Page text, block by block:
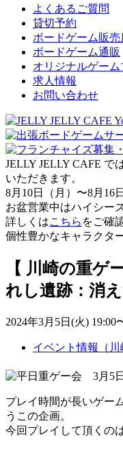
よくあるご質問
貸切予約
ボードゲーム販売
ボードゲーム通販
オリジナルゲーム
求人情報
お問い合わせ
JELLY JELLY CAFE で
いただきます。
8月10日（月）〜8月16
お盆営業中はハイシー
詳しくはこちら をご確
個性豊かなキャラクタ
【 川崎の重ゲ
れし遺跡：消
2024年3月5日(火) 19:00
イベント情報（川
プレイ時間が長いゲー
うこの企画。
今回プレイして頂くの